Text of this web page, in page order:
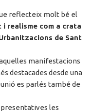
reflecteix molt bé el
i realisme com a crata
de Sant
manifestacions
destacades desde una
es parlés també de
les